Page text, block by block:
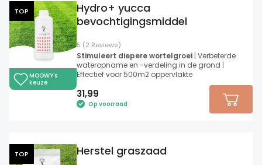
TOP
MOOWY's
keuze
5 (2 Reviews)
Hydro+ yucca
bevochtigingsmiddel
Stimuleert diepere wortelgroei | Verbeterde
wateropname en -verdeling in de grond |
Effectief voor 500m2 oppervlakte
31,99
Op voorraad
TOP Herstel graszaad